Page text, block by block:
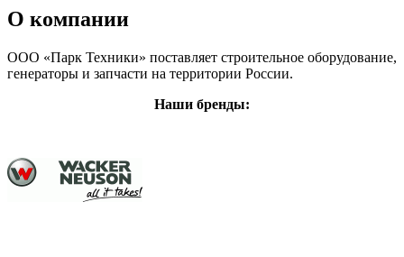
О компании
ООО «Парк Техники» поставляет строительное оборудование,
генераторы и запчасти на территории России.
Наши бренды: